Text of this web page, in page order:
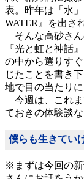
表。昨年は「水
WATER』を出さ
そんな高砂さん
『光と虹と神話
の中から選りす
じたことを書き
地で目の当たり
今週は、これま
ておきの体験談
僕らも生きてい
※まずは今回の